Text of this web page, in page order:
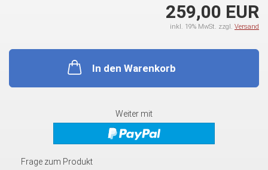
259,00 EUR
inkl. 19% MwSt. zzgl. Versand
In den Warenkorb
Weiter mit
Frage zum Produkt